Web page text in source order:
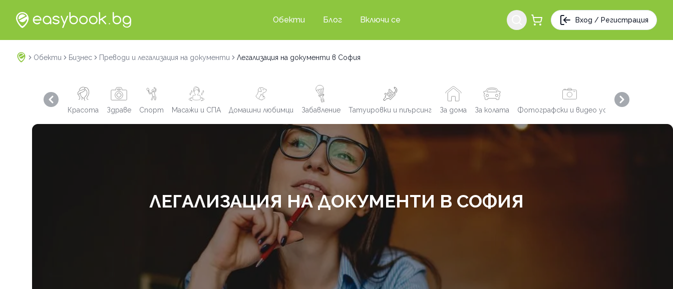
Обекти Блог Включи се Вход / Регистрация
Обекти Бизнес Преводи и легализация на документи Легализация на документи в София
Красота Здраве Спорт Масажи и СПА Домашни любимци Забавление Татуировки и пиърсинг За дома За колата Фотографски и видео услуги
Previous slide Next slide
ЛЕГАЛИЗАЦИЯ НА ДОКУМЕНТИ В СОФИЯ